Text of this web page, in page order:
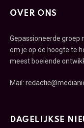
OVER ONS
Gepassioneerde groep
om je op de hoogte te
meest boeiende
Mail:
DAGELIJKSE